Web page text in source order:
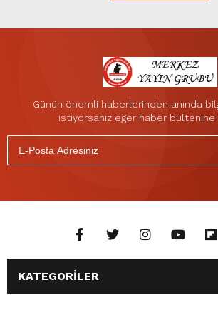
Günün önemli haberlerinden anında
istiyorsanız eğer haber bültenine
KATEGORİLER